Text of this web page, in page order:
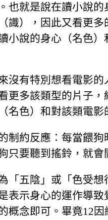
也就是說在讀小說
識），因此又看更
小說的身心（名色
沒有特別想看電影
更多該類型的片子
名色）和對該類電
制約反應：每當餵
只要聽到搖鈴，就
「五陰」或「色受
表示身心的運作導
概念即可。畢竟12